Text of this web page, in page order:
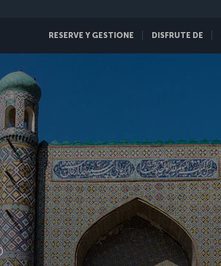
RESERVE Y GESTIONE DISFRUTE DE